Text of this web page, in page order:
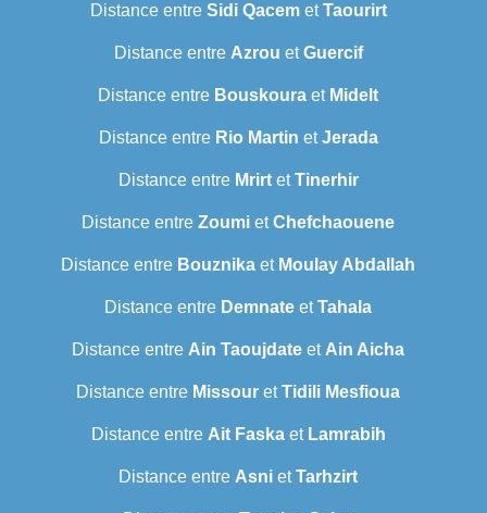
Distance entre Sidi QacemetTaourirt
Distance entre Azrou etGuercif
Distance entre Bouskoura et Midelt
Distance entre Rio Martin etJerada
Distance entre MrirtetTinerhir
Distance entre Zoumi etChefchaouene
Distance entre Bouznika et Moulay Abdallah
Distance entre Demnate etTahala
Distance entre Ain Taoujdate et Ain Aicha
Distance entre Missour etTidili Mesfioua
Distance entre Ait Faskaet Lamrabih
Distance entre Asni etTarhzirt